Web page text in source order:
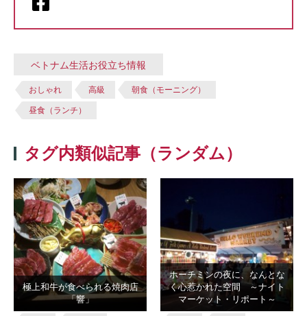
ベトナム生活お役立ち情報
おしゃれ 高級 朝食（モーニング）
昼食（ランチ）
タグ内類似記事（ランダム）
極上和牛が食べられる焼肉店
「響」
ホーチミンの夜に、なんとな
く心惹かれた空間 ～ナイト
マーケット・リポート～